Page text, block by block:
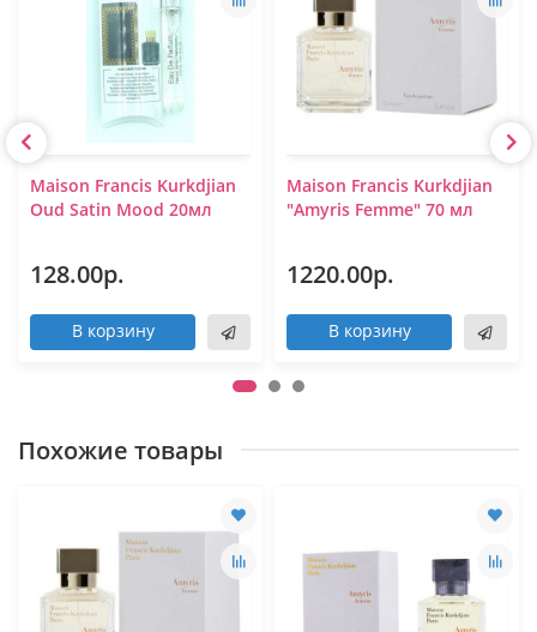
Maison Francis Kurkdjian
Oud Satin Mood 20мл
128.00р.
В корзину
Maison Francis Kurkdjian
"Amyris Femme" 70 мл
1220.00р.
В корзину
Похожие товары